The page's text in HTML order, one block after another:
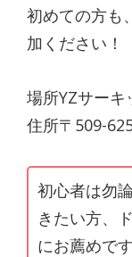
初めての方も
加ください！
場所YZサーキ
住所〒509-
初心者は勿
きたい方、
にお薦めです